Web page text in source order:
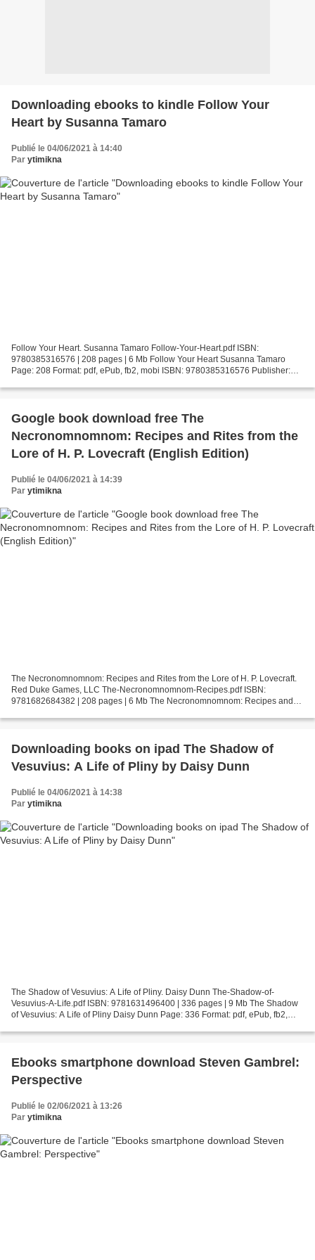
Downloading ebooks to kindle Follow Your
Heart by Susanna Tamaro
Publié le 04/06/2021 à 14:40
Par ytimikna
Follow Your Heart. Susanna Tamaro Follow-Your-Heart.pdf ISBN:
9780385316576 | 208 pages | 6 Mb Follow Your Heart Susanna Tamaro
Page: 208 Format: pdf, ePub, fb2, mobi ISBN: 9780385316576 Publisher:
Google book download free The
Necronomnomnom: Recipes and Rites from the
Lore of H. P. Lovecraft (English Edition)
Publié le 04/06/2021 à 14:39
Par ytimikna
The Necronomnomnom: Recipes and Rites from the Lore of H. P. Lovecraft.
Red Duke Games, LLC The-Necronomnomnom-Recipes.pdf ISBN:
9781682684382 | 208 pages | 6 Mb The Necronomnomnom: Recipes and
Downloading books on ipad The Shadow of
Vesuvius: A Life of Pliny by Daisy Dunn
Publié le 04/06/2021 à 14:38
Par ytimikna
The Shadow of Vesuvius: A Life of Pliny. Daisy Dunn The-Shadow-of-
Vesuvius-A-Life.pdf ISBN: 9781631496400 | 336 pages | 9 Mb The Shadow
of Vesuvius: A Life of Pliny Daisy Dunn Page: 336 Format: pdf, ePub, fb2,
Ebooks smartphone download Steven Gambrel:
Perspective
Publié le 02/06/2021 à 13:26
Par ytimikna